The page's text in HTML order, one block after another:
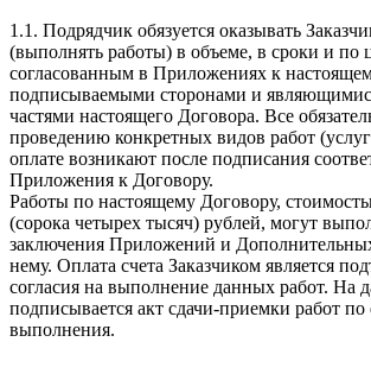
1.1. Подрядчик обязуется оказывать
(выполнять работы) в объеме, в сроки и по
согласованным в Приложениях к
подписываемыми сторонами и
частями настоящего Договора. Все
проведению конкретных видов работ
оплате возникают после подписания
Приложения к Договору.
Работы по настоящему Договору,
(сорока четырех тысяч) рублей, могут
заключения Приложений и
нему. Оплата счета Заказчиком является
согласия на выполнение данных работ. На
подписывается акт сдачи-приемки работ по
выполнения.